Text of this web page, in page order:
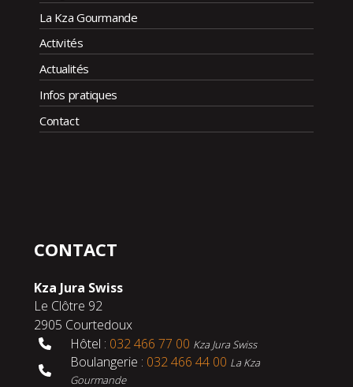
La Kza Gourmande
Activités
Actualités
Infos pratiques
Contact
CONTACT
Kza Jura Swiss
Le Clôtre 92
2905 Courtedoux
Hôtel : 032 466 77 00 Kza Jura Swiss
Boulangerie : 032 466 44 00 La Kza
Gourmande